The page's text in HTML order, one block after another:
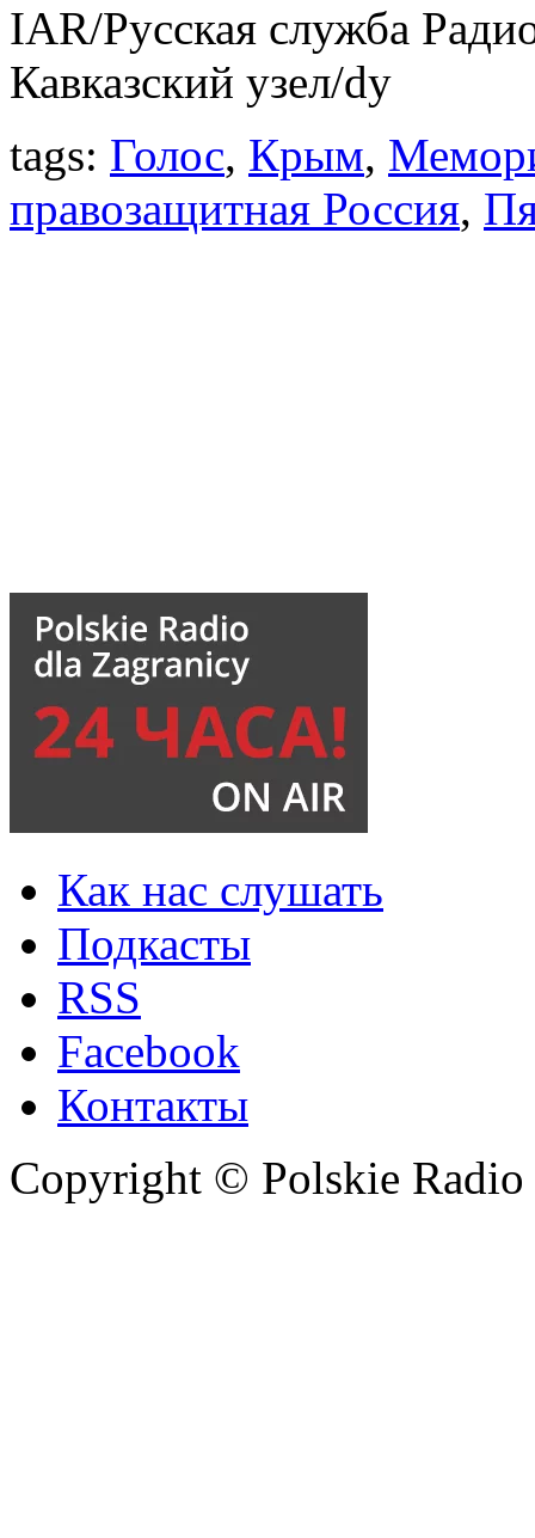
IAR/Русская служба
Кавказский узел/dy
tags: Голос, Крым,
правозащитная Россия,
Как нас слушать
Подкасты
RSS
Facebook
Контакты
Copyright © Polskie